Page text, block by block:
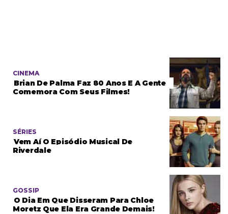
CINEMA
Brian De Palma Faz 80 Anos E A Gente
Comemora Com Seus Filmes!
SÉRIES
Vem Aí O Episódio Musical De
Riverdale
GOSSIP
O Dia Em Que Disseram Para Chloe
Moretz Que Ela Era Grande Demais!